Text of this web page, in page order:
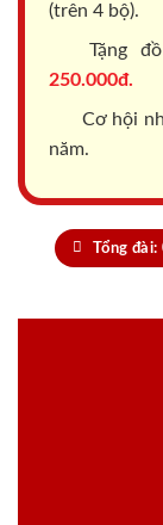
(trên 4 bộ).
Tặng
250.000đ.
Cơ hội
năm.
Tổng